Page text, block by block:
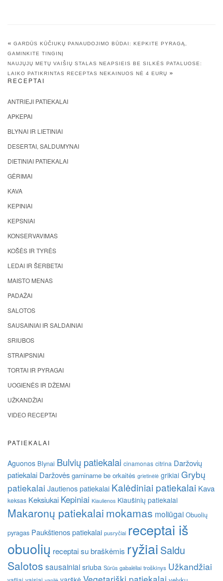
« GARDŪS KŪČIUKŲ PANAUDOJIMO BŪDAI: KEPKITE PYRAGĄ,
GAMINKITE TINGINĮ
NAUJŲJŲ METŲ VAIŠIŲ STALAS NEAPSIEIS BE SILKĖS PATALUOSE:
LAIKO PATIKRINTAS RECEPTAS NEKAINUOS NĖ 4 EURŲ »
RECEPTAI
ANTRIEJI PATIEKALAI
APKEPAI
BLYNAI IR LIETINIAI
DESERTAI, SALDUMYNAI
DIETINIAI PATIEKALAI
GĖRIMAI
KAVA
KEPINIAI
KEPSNIAI
KONSERVAVIMAS
KOŠĖS IR TYRĖS
LEDAI IR ŠERBETAI
MAISTO MENAS
PADAŽAI
SALOTOS
SAUSAINIAI IR SALDAINIAI
SRIUBOS
STRAIPSNIAI
TORTAI IR PYRAGAI
UOGIENĖS IR DŽEMAI
UŽKANDŽIAI
VIDEO RECEPTAI
PATIEKALAI
Aguonos Blynai Bulvių patiekalai cinamonas citrina Daržovių
patiekalai Daržovės gaminame be orkaitės grietinėlė grikiai Grybų
patiekalai Jautienos patiekalai Kalėdiniai patiekalai Kava
keksas Keksiukai Kepiniai Kiaulienos Kiaušinių patiekalai
Makaronų patiekalai mokamas moliūgai Obuolių
pyragas Paukštienos patiekalai pusryčiai receptai iš
obuolių receptai su braškėmis ryžiai Saldu
Salotos sausainiai sriuba Sūrūs gabalėliai troškinys Užkandžiai